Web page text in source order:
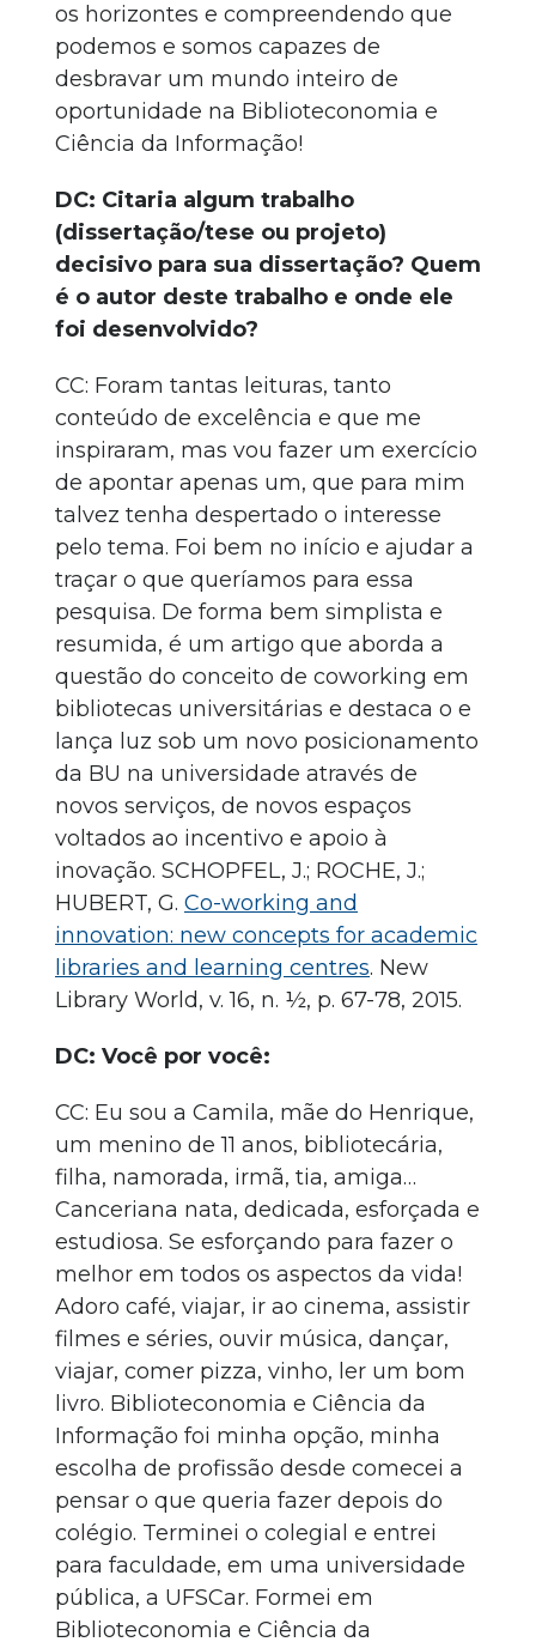
os horizontes e compreendendo que
podemos e somos capazes de
desbravar um mundo inteiro de
oportunidade na Biblioteconomia e
Ciência da Informação!
DC: Citaria algum trabalho
(dissertação/tese ou projeto)
decisivo para sua dissertação? Quem
é o autor deste trabalho e onde ele
foi desenvolvido?
CC: Foram tantas leituras, tanto
conteúdo de excelência e que me
inspiraram, mas vou fazer um exercício
de apontar apenas um, que para mim
talvez tenha despertado o interesse
pelo tema. Foi bem no início e ajudar a
traçar o que queríamos para essa
pesquisa. De forma bem simplista e
resumida, é um artigo que aborda a
questão do conceito de coworking em
bibliotecas universitárias e destaca o e
lança luz sob um novo posicionamento
da BU na universidade através de
novos serviços, de novos espaços
voltados ao incentivo e apoio à
inovação. SCHOPFEL, J.; ROCHE, J.;
HUBERT, G. Co-working and
innovation: new concepts for academic
libraries and learning centres. New
Library World, v. 16, n. ½, p. 67-78, 2015.
DC: Você por você:
CC: Eu sou a Camila, mãe do Henrique,
um menino de 11 anos, bibliotecária,
filha, namorada, irmã, tia, amiga…
Canceriana nata, dedicada, esforçada e
estudiosa. Se esforçando para fazer o
melhor em todos os aspectos da vida!
Adoro café, viajar, ir ao cinema, assistir
filmes e séries, ouvir música, dançar,
viajar, comer pizza, vinho, ler um bom
livro. Biblioteconomia e Ciência da
Informação foi minha opção, minha
escolha de profissão desde comecei a
pensar o que queria fazer depois do
colégio. Terminei o colegial e entrei
para faculdade, em uma universidade
pública, a UFSCar. Formei em
Biblioteconomia e Ciência da